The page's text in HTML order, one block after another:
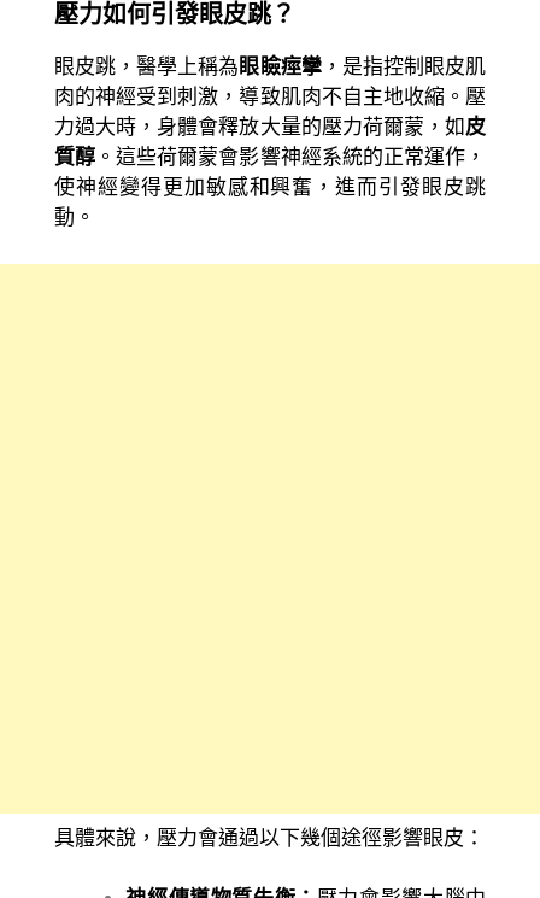
壓力如何引發眼皮跳？
眼皮跳，醫學上稱為 眼瞼痙攣，是指控制眼皮肌
肉的神經受到刺激，導致肌肉不自主地收縮。壓
力過大時，身體會釋放大量的壓力荷爾蒙，如皮
質醇 。這些荷爾蒙會影響神經系統的正常運作，
使神經變得更加敏感和興奮，進而引發眼皮跳
動。
具體來說，壓力會通過以下幾個途徑影響眼皮：